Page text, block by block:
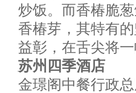
炒饭。而香椿脆
香椿芽，其特有
益彰，在舌尖将
苏州四季酒店
金璟阁中餐行政